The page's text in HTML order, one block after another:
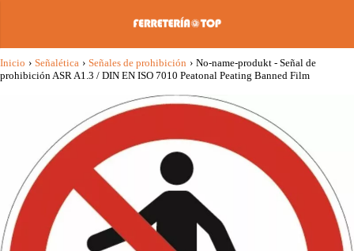
Inicio › Señalética › Señales de prohibición › No-name-produkt - Señal de
prohibición ASR A1.3 / DIN EN ISO 7010 Peatonal Peating Banned Film